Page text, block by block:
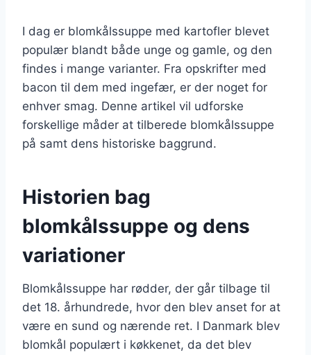
I dag er blomkålssuppe med kartofler blevet
populær blandt både unge og gamle, og den
findes i mange varianter. Fra opskrifter med
bacon til dem med ingefær, er der noget for
enhver smag. Denne artikel vil udforske
forskellige måder at tilberede blomkålssuppe
på samt dens historiske baggrund.
Historien bag
blomkålssuppe og dens
variationer
Blomkålssuppe har rødder, der går tilbage til
det 18. århundrede, hvor den blev anset for at
være en sund og nærende ret. I Danmark blev
blomkål populært i køkkenet, da det blev